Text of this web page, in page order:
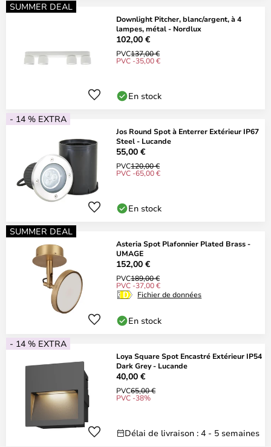
SUMMER DEAL
Downlight Pitcher, blanc/argent, à 4
lampes, métal - Nordlux
102,00 €
PVC137,00 €
PVC -35,00 €
En stock
- 14 % EXTRA
Jos Round Spot à Enterrer Extérieur IP67
Steel - Lucande
55,00 €
PVC120,00 €
PVC -65,00 €
En stock
SUMMER DEAL
Asteria Spot Plafonnier Plated Brass -
UMAGE
152,00 €
PVC189,00 €
PVC -37,00 €
Fichier de données
En stock
- 14 % EXTRA
Loya Square Spot Encastré Extérieur IP54
Dark Grey - Lucande
40,00 €
PVC65,00 €
PVC -38%
Délai de livraison : 4 - 5 semaines